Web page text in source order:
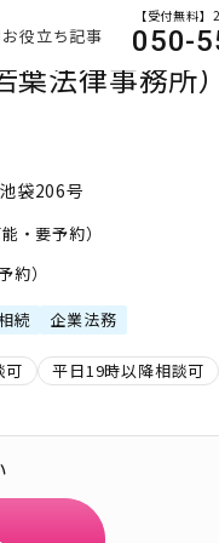
お役立ち記事
【受付無料
050-
法律事務所）
袋206号
・要予約）
約）
続 企業法務
可 平日19時以降相談可